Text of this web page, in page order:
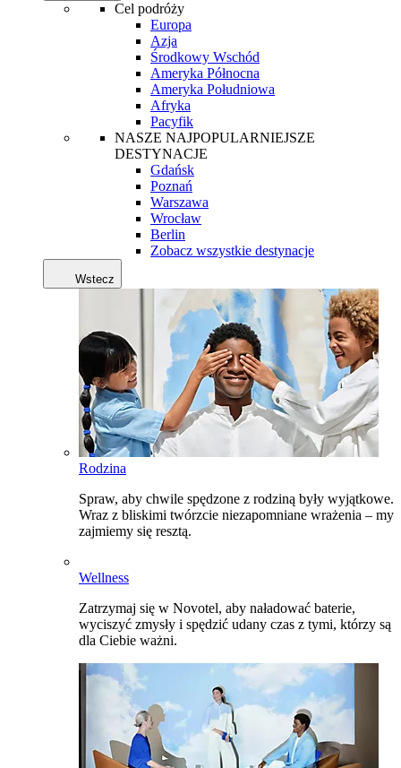
Cel podróży
Europa
Azja
Środkowy Wschód
Ameryka Północna
Ameryka Południowa
Afryka
Pacyfik
NASZE NAJPOPULARNIEJSZE
DESTYNACJE
Gdańsk
Poznań
Warszawa
Wrocław
Berlin
Zobacz wszystkie destynacje
Wstecz
Rodzina
Spraw, aby chwile spędzone z rodziną były wyjątkowe.
Wraz z bliskimi twórzcie niezapomniane wrażenia – my
zajmiemy się resztą.
Wellness
Zatrzymaj się w Novotel, aby naładować baterie,
wyciszyć zmysły i spędzić udany czas z tymi, którzy są
dla Ciebie ważni.